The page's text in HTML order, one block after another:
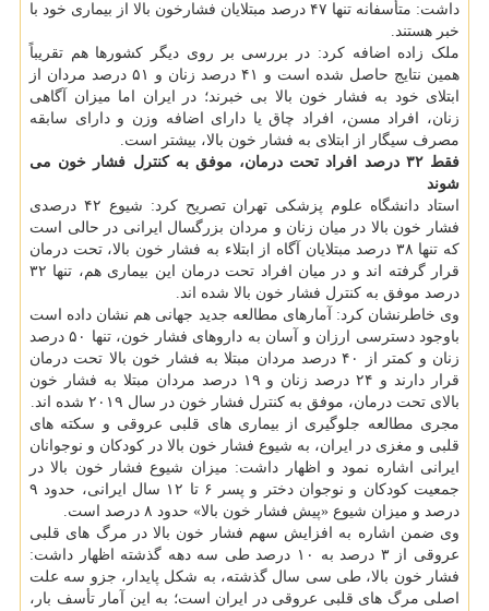
داشت: متأسفانه تنها ۴۷ درصد مبتلایان فشارخون بالا از بیماری خود با
خبر هستند.
ملک زاده اضافه کرد: در بررسی بر روی دیگر کشورها هم تقریباً
همین نتایج حاصل شده است و ۴۱ درصد زنان و ۵۱ درصد مردان از
ابتلای خود به فشار خون بالا بی خبرند؛ در ایران اما میزان آگاهی
زنان، افراد مسن، افراد چاق یا دارای اضافه وزن و دارای سابقه
مصرف سیگار از ابتلای به فشار خون بالا، بیشتر است.
فقط ۳۲ درصد افراد تحت درمان، موفق به کنترل فشار خون می
شوند
استاد دانشگاه علوم پزشکی تهران تصریح کرد: شیوع ۴۲ درصدی
فشار خون بالا در میان زنان و مردان بزرگسال ایرانی در حالی است
که تنها ۳۸ درصد مبتلایان آگاه از ابتلاء به فشار خون بالا، تحت درمان
قرار گرفته اند و در میان افراد تحت درمان این بیماری هم، تنها ۳۲
درصد موفق به کنترل فشار خون بالا شده اند.
وی خاطرنشان کرد: آمارهای مطالعه جدید جهانی هم نشان داده است
باوجود دسترسی ارزان و آسان به داروهای فشار خون، تنها ۵۰ درصد
زنان و کمتر از ۴۰ درصد مردان مبتلا به فشار خون بالا تحت درمان
قرار دارند و ۲۴ درصد زنان و ۱۹ درصد مردان مبتلا به فشار خون
بالای تحت درمان، موفق به کنترل فشار خون در سال ۲۰۱۹ شده اند.
مجری مطالعه جلوگیری از بیماری های قلبی عروقی و سکته های
قلبی و مغزی در ایران، به شیوع فشار خون بالا در کودکان و نوجوانان
ایرانی اشاره نمود و اظهار داشت: میزان شیوع فشار خون بالا در
جمعیت کودکان و نوجوان دختر و پسر ۶ تا ۱۲ سال ایرانی، حدود ۹
درصد و میزان شیوع «پیش فشار خون بالا» حدود ۸ درصد است.
وی ضمن اشاره به افزایش سهم فشار خون بالا در مرگ های قلبی
عروقی از ۳ درصد به ۱۰ درصد طی سه دهه گذشته اظهار داشت:
فشار خون بالا، طی سی سال گذشته، به شکل پایدار، جزو سه علت
اصلی مرگ های قلبی عروقی در ایران است؛ به این آمار تأسف بار،